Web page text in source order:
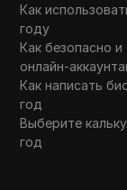
Как
году
Как безопасно
онлайн-
Как написать
год
Выберите
год